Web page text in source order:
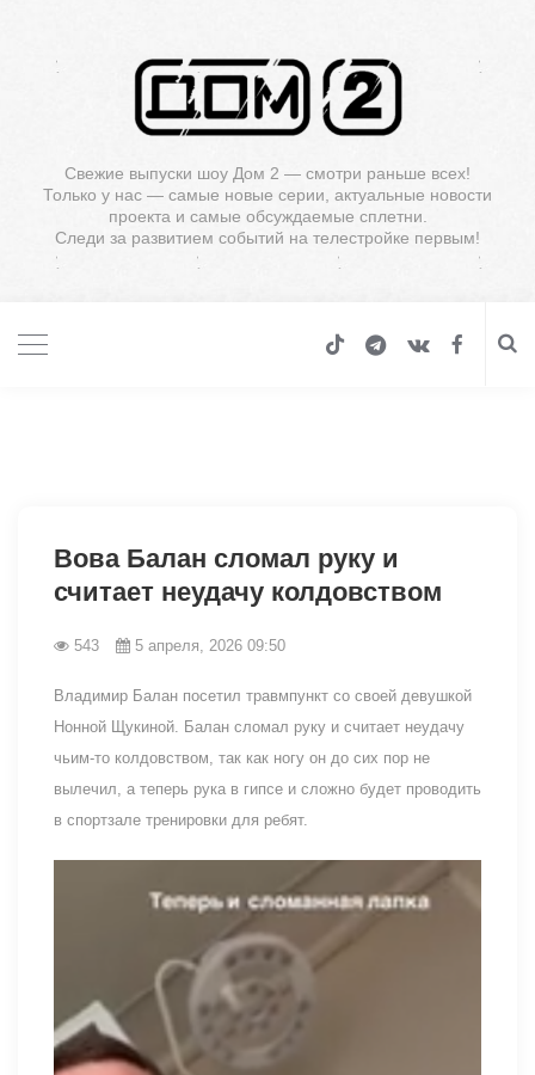
Свежие выпуски шоу Дом 2 — смотри раньше всех!
Только у нас — самые новые серии, актуальные новости
проекта и самые обсуждаемые сплетни.
Следи за развитием событий на телестройке первым!
Вова Балан сломал руку и
считает неудачу колдовством
543 5 апреля, 2026 09:50
Владимир Балан посетил травмпункт со своей девушкой
Нонной Щукиной. Балан сломал руку и считает неудачу
чьим-то колдовством, так как ногу он до сих пор не
вылечил, а теперь рука в гипсе и сложно будет проводить
в спортзале тренировки для ребят.